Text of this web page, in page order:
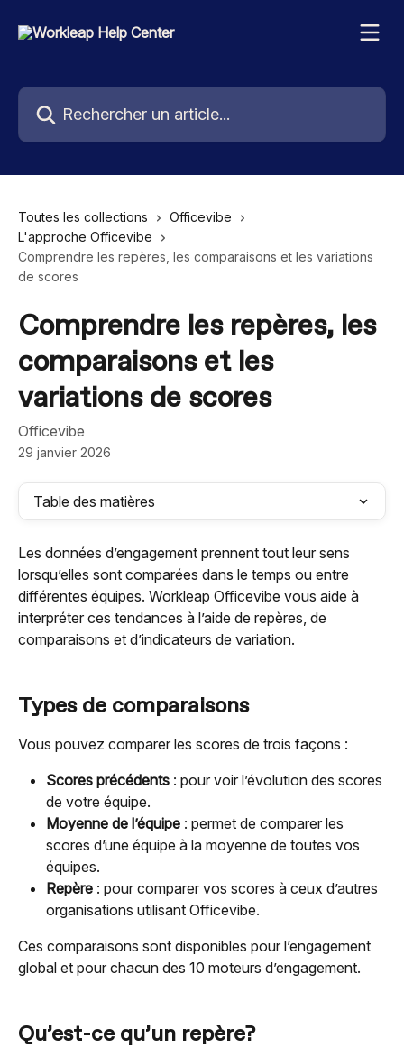
Rechercher un article...
Toutes les collections
Officevibe
L'approche Officevibe
Comprendre les repères, les comparaisons et les variations
de scores
Comprendre les repères, les
comparaisons et les
variations de scores
Officevibe
29 janvier 2026
Table des matières
Les données d’engagement prennent tout leur sens
lorsqu’elles sont comparées dans le temps ou entre
différentes équipes. Workleap Officevibe vous aide à
interpréter ces tendances à l’aide de repères, de
comparaisons et d’indicateurs de variation.
Types de comparaisons
Vous pouvez comparer les scores de trois façons :
Scores précédents : pour voir l’évolution des scores
de votre équipe.
Moyenne de l’équipe : permet de comparer les
scores d’une équipe à la moyenne de toutes vos
équipes.
Repère : pour comparer vos scores à ceux d’autres
organisations utilisant Officevibe.
Ces comparaisons sont disponibles pour l’engagement
global et pour chacun des 10 moteurs d’engagement.
Qu’est-ce qu’un repère?